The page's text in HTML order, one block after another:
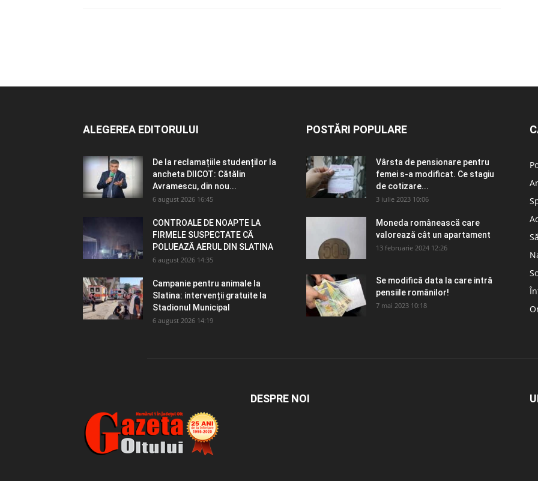
ALEGEREA EDITORULUI
De la reclamațiile studenților la
ancheta DIICOT: Cătălin
Avramescu, din nou...
6 august 2026 16:45
CONTROALE DE NOAPTE LA
FIRMELE SUSPECTATE CĂ
POLUEAZĂ AERUL DIN SLATINA
6 august 2026 14:35
Campanie pentru animale la
Slatina: intervenții gratuite la
Stadionul Municipal
6 august 2026 14:19
POSTĂRI POPULARE
Vârsta de pensionare pentru
femei s-a modificat. Ce stagiu
de cotizare...
3 iulie 2023 10:06
Moneda românească care
valorează cât un apartament
13 februarie 2024 12:26
Se modifică data la care intră
pensiile românilor!
7 mai 2023 10:18
DESPRE NOI